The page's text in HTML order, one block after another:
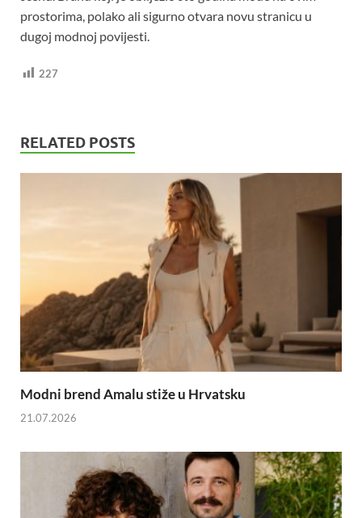
prostorima, polako ali sigurno otvara novu stranicu u
dugoj modnoj povijesti.
227
RELATED POSTS
Modni brend Amalu stiže u Hrvatsku
21.07.2026